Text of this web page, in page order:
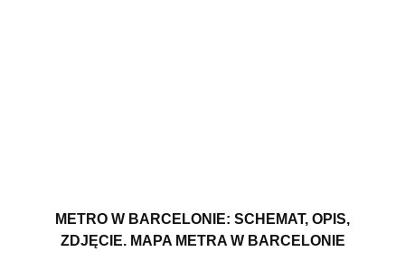
METRO W BARCELONIE: SCHEMAT, OPIS,
ZDJĘCIE. MAPA METRA W BARCELONIE